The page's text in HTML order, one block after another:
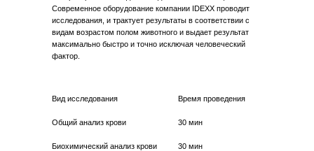
Современное оборудование компании IDEXX проводит
исследования, и трактует результаты в соответствии с
видам возрастом полом животного и выдает результат
максимально быстро и точно исключая человеческий
фактор.
Вид исследования
Общий анализ крови
Биохимический анализ крови
Время проведения
30 мин
30 мин